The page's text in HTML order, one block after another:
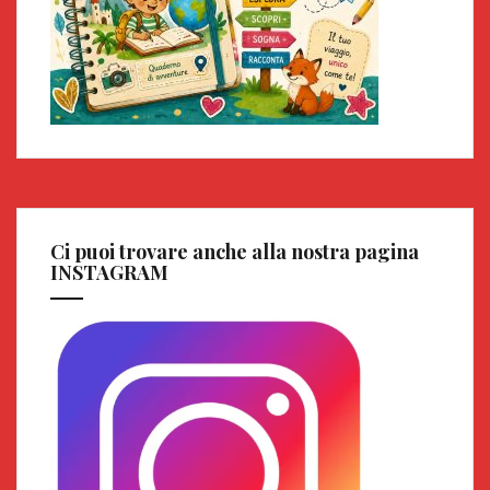
Ci puoi trovare anche alla nostra pagina
INSTAGRAM